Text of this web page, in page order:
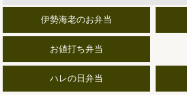
伊勢海老のお弁当
お値打ち弁当
ハレの日弁当